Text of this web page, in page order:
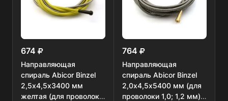
674
Направляющая
спираль Abicor Binzel
2,5х4,5х3400 мм
желтая (для проволоки
764
Направляющая
спираль Abicor Binzel
2,0х4,5х5400 мм (для
проволоки 1,0; 1,2 мм),